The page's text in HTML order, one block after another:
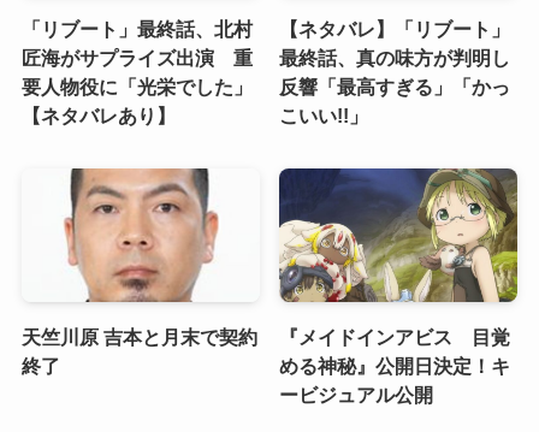
「リブート」最終話、北村
匠海がサプライズ出演 重
要人物役に「光栄でした」
【ネタバレあり】
【ネタバレ】「リブート」
最終話、真の味方が判明し
反響「最高すぎる」「かっ
こいい!!」
天竺川原 吉本と月末で契約
終了
『メイドインアビス 目覚
める神秘』公開日決定！キ
ービジュアル公開